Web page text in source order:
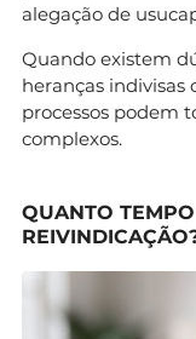
alegação de
Quando existem
heranças indivisas
processos podem
complexos.
QUANTO